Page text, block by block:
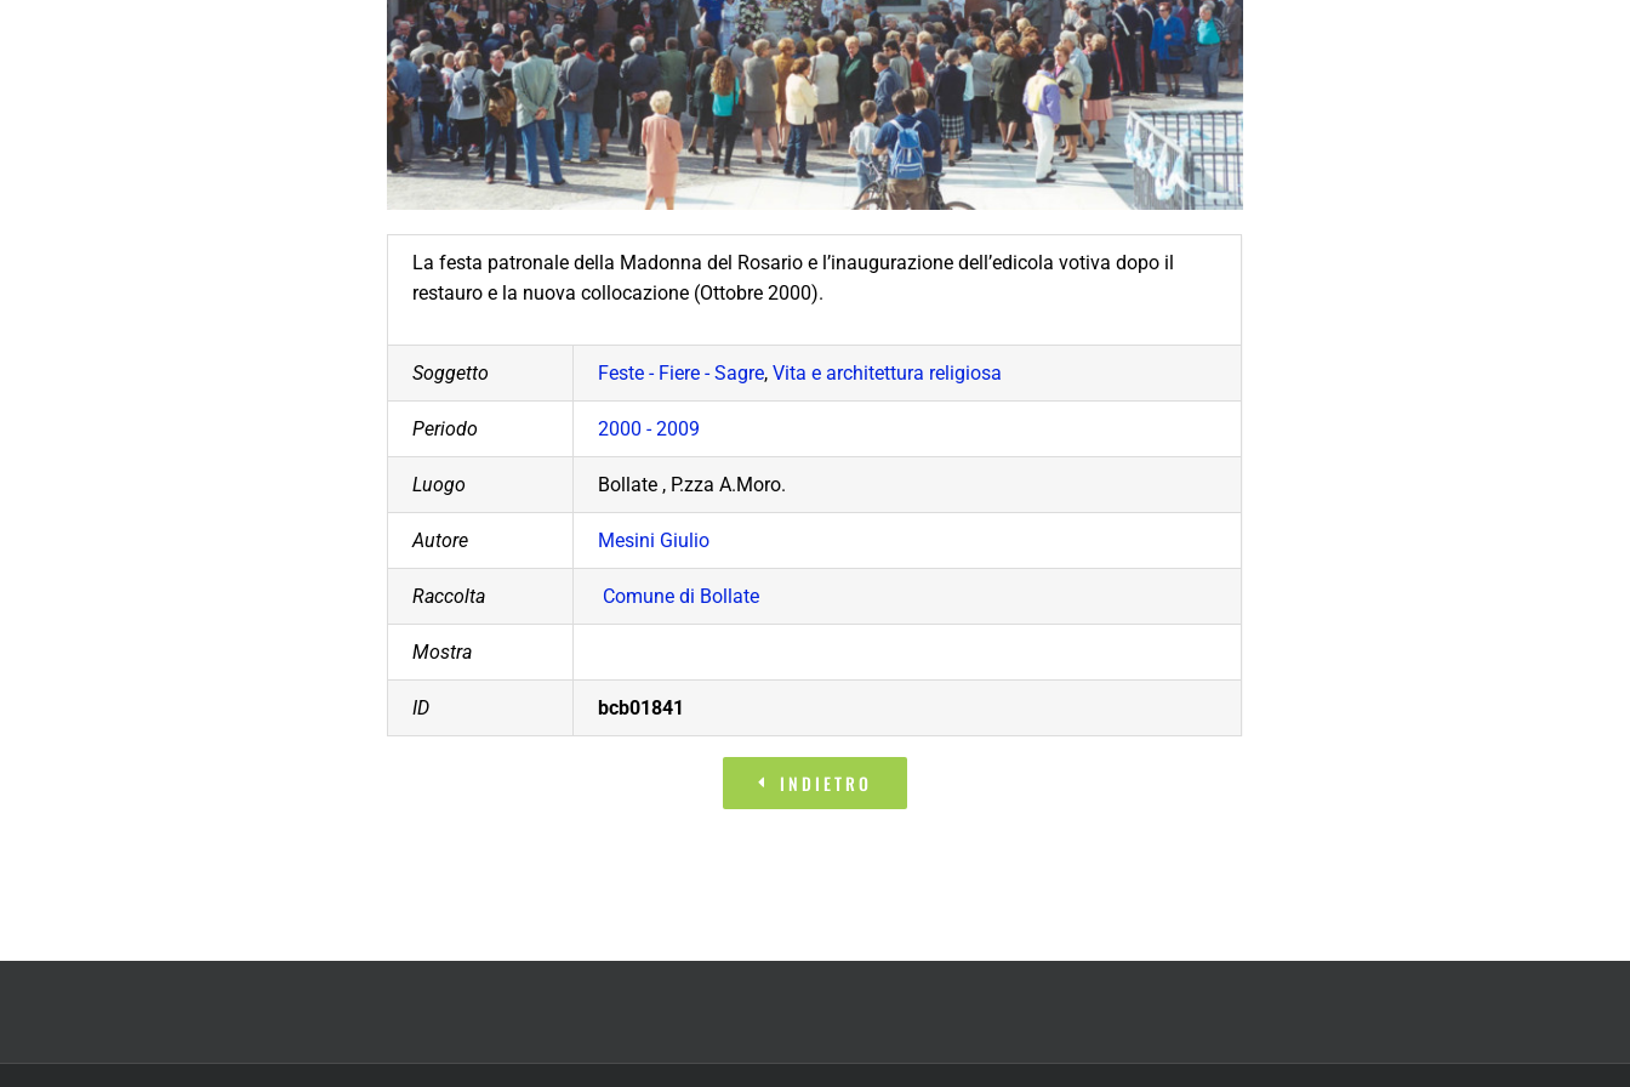
La festa patronale della Madonna del Rosario e l’inaugurazione dell’edicola votiva dopo il
restauro e la nuova collocazione (Ottobre 2000).
Soggetto Feste - Fiere - Sagre,Vita e architettura religiosa
Periodo 2000 - 2009
Luogo Bollate , P.zza A.Moro.
Autore Mesini Giulio
Raccolta Comune di Bollate
Mostra
ID bcb01841
INDIETRO